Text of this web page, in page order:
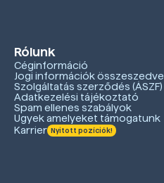
Rólunk
Céginformáció
Jogi információk összeszedve
Szolgáltatás szerződés (ÁSZF)
Adatkezelési tájékoztató
Spam ellenes szabályok
Ügyek amelyeket támogatunk
Karrier Nyitott pozíciók!